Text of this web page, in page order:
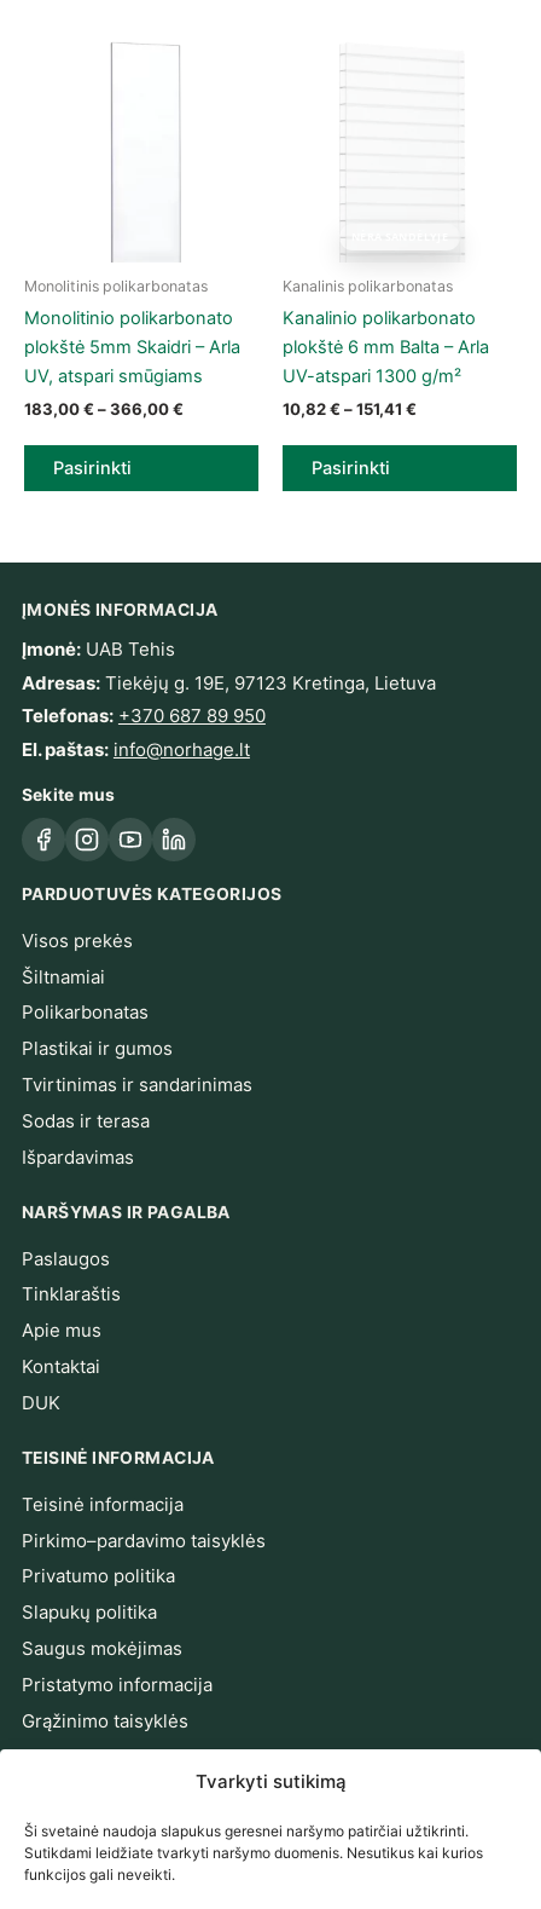
Tvarkyti sutikimą
Ši svetainė naudoja slapukus geresnei naršymo patirčiai užtikrinti.
Sutikdami leidžiate tvarkyti naršymo duomenis. Nesutikus kai kurios
funkcijos gali neveikti.
Monolitinis polikarbonatas
Monolitinio polikarbonato
plokštė 5mm Skaidri – Arla
UV, atspari smūgiams
183,00€ –366,00€ Price range: 183,00 € through 366,00 €
Pasirinkti
This product has multiple variants. The options may be
Kanalinis polikarbonatas
Kanalinio polikarbonato
plokštė 6 mm Balta – Arla
UV-atspari 1300 g/m²
10,82€ –151,41 €
Pasirinkti
This product has multiple
ĮMONĖS INFORMACIJA
Įmonė:UAB Tehis
Adresas:Tiekėjų g. 19E, 97123 Kretinga, Lietuva
Telefonas: +370 687 89 950
El. paštas: info@norhage.lt
Sekite mus
FacebookInstagram
YouTubeLinkedIn
PARDUOTUVĖS KATEGORIJOS
Visos prekės
Šiltnamiai
Polikarbonatas
Plastikai ir gumos
Tvirtinimas ir sandarinimas
Sodas ir terasa
Išpardavimas
NARŠYMAS IR PAGALBA
Paslaugos
Tinklaraštis
Apie mus
Kontaktai
DUK
TEISINĖ INFORMACIJA
Teisinė informacija
Pirkimo–pardavimo taisyklės
Privatumo politika
Slapukų politika
Saugus mokėjimas
Pristatymo informacija
Grąžinimo taisyklės
Prieinamumo pareiškimas
PRENUMERUOKITE NAUJIENAS
Gaukite naujienas, pasiūlymus ir patarimus tiesiai į el.